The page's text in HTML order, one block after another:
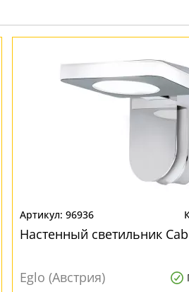
96936
Настенный светильник
Eglo (Австрия)